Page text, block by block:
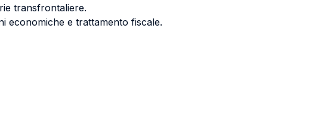
transfrontaliere.
economiche e trattamento fiscale.